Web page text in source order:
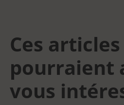
Ces articles
pourraient
vous